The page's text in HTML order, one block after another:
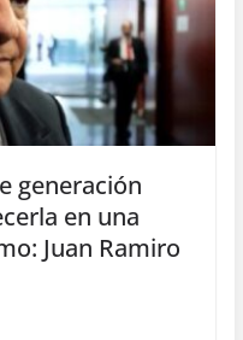
generación
en una
Juan Ramiro